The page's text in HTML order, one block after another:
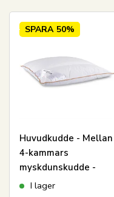
SPARA 50%
Huvudkudde - Mellan
4-kammars
myskdunskudde -
60x63 cm - Borg Living
I lager